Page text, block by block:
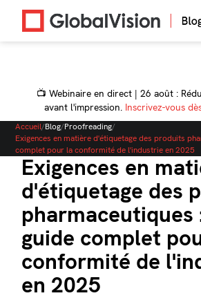
📺 Webinaire en direct | 26 août :
avant l'impression. Inscrivez-vous
Accueil/Blog/Proofreading/
Exigences en matière d'étiquetage des produits
complet pour la conformité de l'industrie en 2025
Exigences en
d'étiquetage des
pharmaceutiques
guide complet
conformité de
en 2025